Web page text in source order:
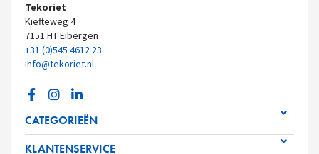
Tekoriet
Kiefteweg 4
7151 HT Eibergen
+31 (0)545 4612 23
info@tekoriet.nl
CATEGORIEËN
KLANTENSERVICE